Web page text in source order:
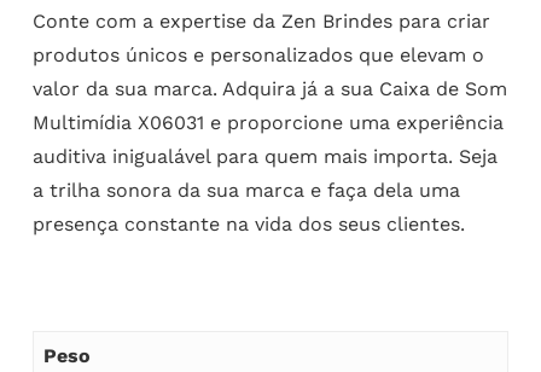
Conte com a expertise da Zen Brindes para criar
produtos únicos e personalizados que elevam o
valor da sua marca. Adquira já a sua Caixa de Som
Multimídia X06031 e proporcione uma experiência
auditiva inigualável para quem mais importa. Seja
a trilha sonora da sua marca e faça dela uma
presença constante na vida dos seus clientes.
Peso